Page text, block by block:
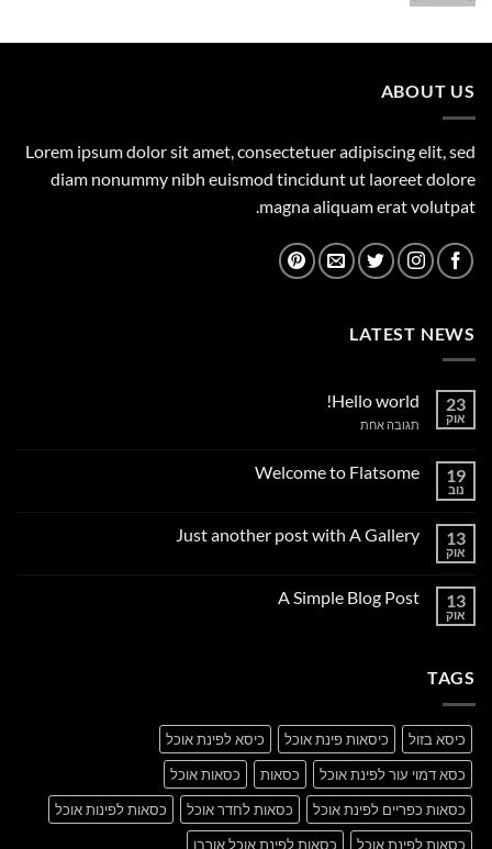
1,500.00 ₪.
1,149.00 ₪.
ABOUT US
Lorem ipsum dolor sit amet, consectetuer adipiscing elit, sed
diam nonummy nibh euismod tincidunt ut laoreet dolore
magna aliquam erat volutpat.
LATEST NEWS
23
אוק
Hello world!
תגובה אחתעל
19
נוב
Welcome to Flatsome
Welcome
13
אוק
Just another post with A Gallery
Just
13
אוק
A Simple Blog Post
TAGS
כיסא בזול כיסאות פינת אוכל
כיסא לפינת אוכל
כסא דמוי עור לפינת אוכל
כסאות
כסאות אוכל
כסאות כפריים לפינת אוכל
כסאות לחדר אוכל
כסאות לפינות אוכל
כסאות לפינת אוכל
כסאות לפינת אוכל אורבן